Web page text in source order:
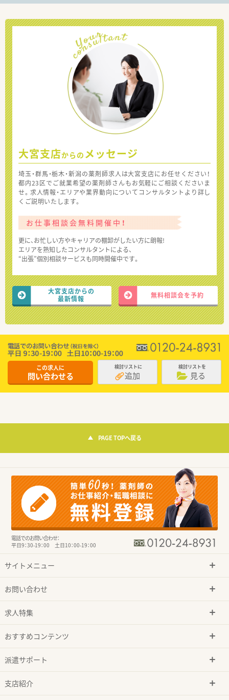
大宮支店からの メッセージ
埼玉・群馬・栃木・新潟の薬剤師求人は大宮支店にお任せください！
都内23区でご就業希望の薬剤師さんもお気軽にご相談くださいま
せ。求人情報・エリアや業界動向についてコンサルタントより詳し
くご説明いたします。
お仕事相談会無料開催中！
更に、お忙しい方やキャリアの棚卸がしたい方に朗報!
エリアを熟知したコンサルタントによる、
“出張”個別相談サービスも同時開催中です。
大宮支店からの
最新情報
無料相談会を予約
この求人に
問い合わせる
検討リストに
追加
検討リストを
見る
PAGE TOPへ戻る
電話でのお問い合わせ：
平日9：30-19：00 土日10：00-19：00
サイトメニュー
お問い合わせ
求人特集
おすすめコンテンツ
派遣サポート
支店紹介